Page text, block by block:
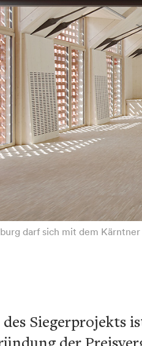
darf sich mit dem
des Siegerprojekts